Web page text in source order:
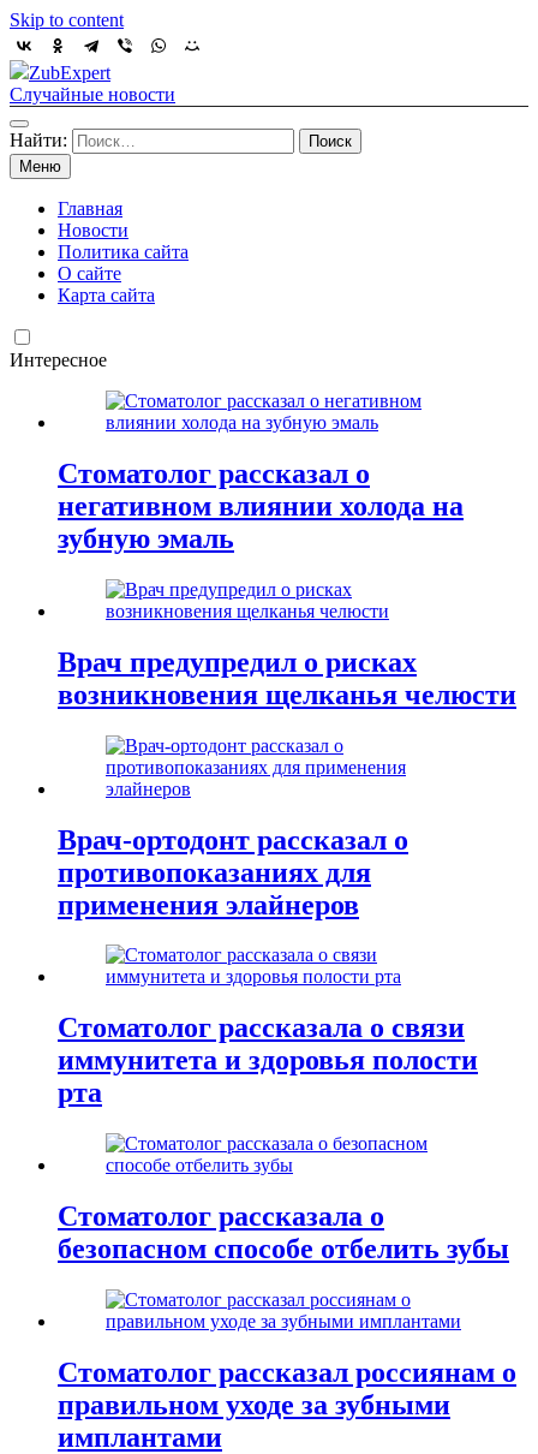
Skip to content
ZubExpert
Случайные новости
Найти:
Меню
Главная
Новости
Политика сайта
О сайте
Карта сайта
Интересное
Стоматолог рассказал о
негативном влиянии холода на
зубную эмаль
Врач предупредил о рисках
возникновения щелканья челюсти
Врач-ортодонт рассказал о
противопоказаниях для
применения элайнеров
Стоматолог рассказала о связи
иммунитета и здоровья полости
рта
Стоматолог рассказала о
безопасном способе отбелить зубы
Стоматолог рассказал россиянам о
правильном уходе за зубными
имплантами